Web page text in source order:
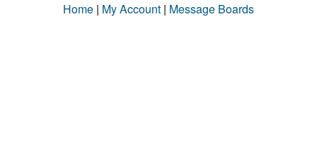
Home | My Account | Message Boards